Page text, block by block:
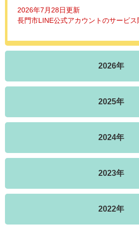
2026年7月28日更新
長門市LINE公式アカウントのサービス
2026年
2025年
2024年
2023年
2022年